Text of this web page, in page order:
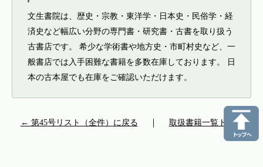
文生書院は、歴史・宗教・東洋学・日本史・民俗学・経
済史など幅広い分野の専門書・研究書・古書を取り扱う
古書店です。 希少な学術書や地方史・市町村史など、一
般書店では入手困難な書籍を多数在庫しております。 日
本の古本屋でも在庫をご確認いただけます。
← 第45号リスト（全件）に戻る 取扱書籍一覧トップ